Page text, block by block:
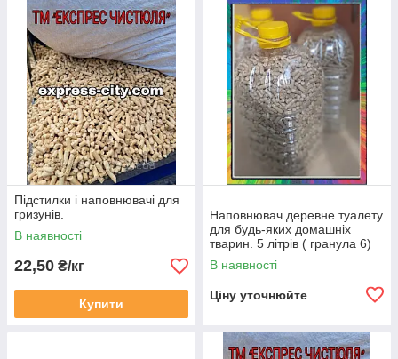
Підстилки і наповнювачі для
гризунів.
В наявності
22,50 ₴/кг
Купити
Наповнювач деревне туалету
для будь-яких домашніх
тварин. 5 літрів ( гранула 6)
В наявності
Ціну уточнюйте